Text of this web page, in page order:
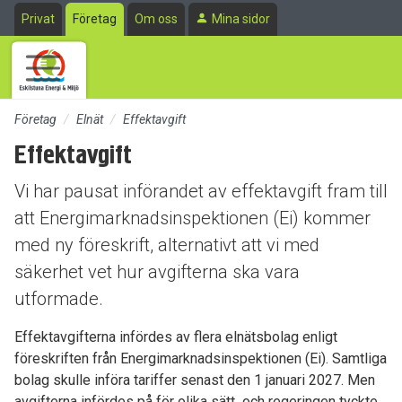
Till sidans huvudinnehåll
Privat Företag Om oss Mina sidor
Företag Elnät Effektavgift
Effektavgift
Vi har pausat införandet av effektavgift fram till
att Energimarknadsinspektionen (Ei) kommer
med ny föreskrift, alternativt att vi med
säkerhet vet hur avgifterna ska vara
utformade.
Effektavgifterna infördes av flera elnätsbolag enligt
föreskriften från Energimarknadsinspektionen (Ei). Samtliga
bolag skulle införa tariffer senast den 1 januari 2027. Men